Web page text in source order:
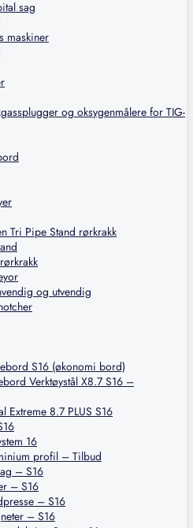
sag
maskiner
og oksygenmålere for TIG-
Tri Pipe Stand rørkrakk
og utvendig
S16 (økonomi bord)
Verktøystål X8.7 S16 –
Extreme 8.7 PLUS S16
16
profil – Tilbud
– S16
– S16
– S16
– S16